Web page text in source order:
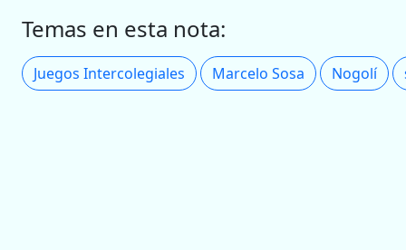
Temas en esta nota:
Juegos Intercolegiales Marcelo Sosa Nogolí